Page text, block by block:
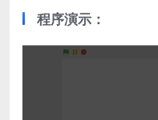
程序演示：